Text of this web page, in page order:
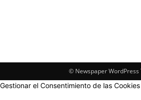
© Newspaper WordPress
Gestionar el Consentimiento de las Cookies